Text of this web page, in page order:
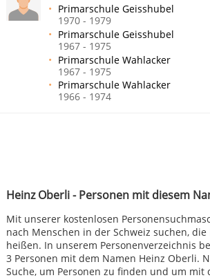
Heinz Oberli - Personen mit diesem
Mit unserer kostenlosen
nach Menschen in der Schweiz suchen, die
heißen. In unserem Personenverzeichnis
3 Personen mit dem Namen Heinz Oberli.
Suche, um Personen zu finden und um mit
Primarschule Geisshubel
1970 - 1979
Primarschule Geisshubel
1967 - 1975
Primarschule Wahlacker
1967 - 1975
Primarschule Wahlacker
1966 - 1974